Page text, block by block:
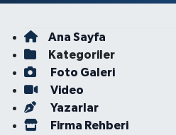
Ana Sayfa
Kategoriler
Foto Galeri
Video
Yazarlar
Firma Rehberi